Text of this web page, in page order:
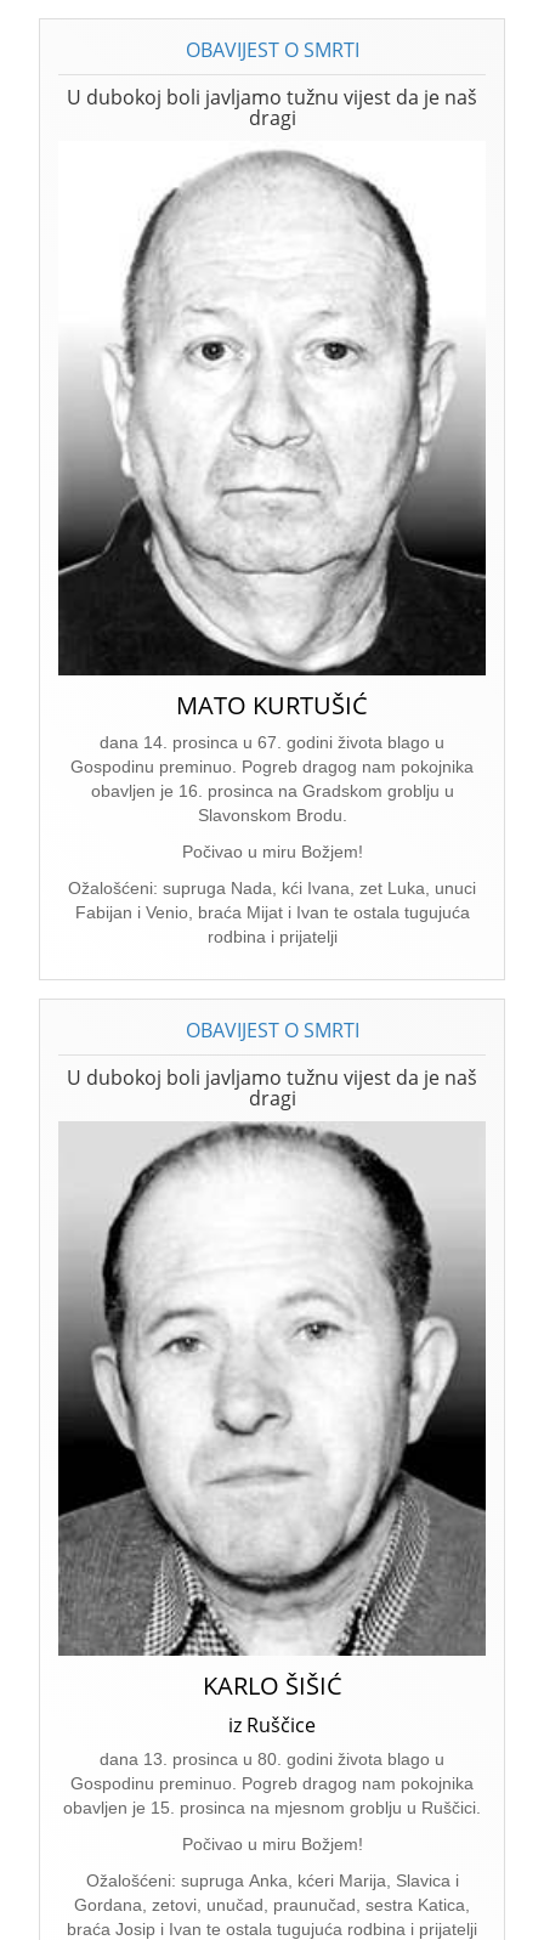
OBAVIJEST O SMRTI
U dubokoj boli javljamo tužnu vijest da je naš
dragi
MATO KURTUŠIĆ
dana 14. prosinca u 67. godini života blago u
Gospodinu preminuo. Pogreb dragog nam pokojnika
obavljen je 16. prosinca na Gradskom groblju u
Slavonskom Brodu.
Počivao u miru Božjem!
Ožalošćeni: supruga Nada, kći Ivana, zet Luka, unuci
Fabijan i Venio, braća Mijat i Ivan te ostala tugujuća
rodbina i prijatelji
OBAVIJEST O SMRTI
U dubokoj boli javljamo tužnu vijest da je naš
dragi
KARLO ŠIŠIĆ
iz Ruščice
dana 13. prosinca u 80. godini života blago u
Gospodinu preminuo. Pogreb dragog nam pokojnika
obavljen je 15. prosinca na mjesnom groblju u Ruščici.
Počivao u miru Božjem!
Ožalošćeni: supruga Anka, kćeri Marija, Slavica i
Gordana, zetovi, unučad, praunučad, sestra Katica,
braća Josip i Ivan te ostala tugujuća rodbina i prijatelji